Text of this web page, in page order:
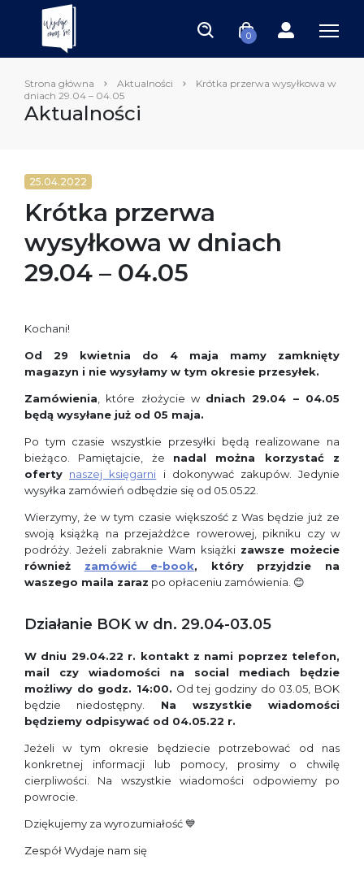
0
Strona główna Aktualności
Krótka przerwa wysyłkowa w
dniach 29.04 – 04.05
Aktualności
25.04.2022
Krótka przerwa
wysyłkowa w dniach
29.04 – 04.05
Kochani!
Od 29 kwietnia do 4 maja mamy zamknięty
magazyn i nie wysyłamy w tym okresie przesyłek.
Zamówienia , które złożycie w dniach 29.04 – 04.05
będą wysyłane już od 05 maja.
Po tym czasie wszystkie przesyłki będą realizowane na
bieżąco. Pamiętajcie, że nadal można korzystać z
oferty naszej księgarni i dokonywać zakupów. Jedynie
wysyłka zamówień odbędzie się od 05.05.22.
Wierzymy, że w tym czasie większość z Was będzie już ze
swoją książką na przejażdżce rowerowej, pikniku czy w
podróży. Jeżeli zabraknie Wam książki zawsze możecie
również zamówić e-book, który przyjdzie na
waszego maila zaraz po opłaceniu zamówienia. 😊
Działanie BOK w dn. 29.04-03.05
W dniu 29.04.22 r. kontakt z nami poprzez telefon,
mail czy wiadomości na social mediach będzie
możliwy do godz. 14:00. Od tej godziny do 03.05, BOK
będzie niedostępny. Na wszystkie wiadomości
będziemy odpisywać od 04.05.22 r.
Jeżeli w tym okresie będziecie potrzebować od nas
konkretnej informacji lub pomocy, prosimy o chwilę
cierpliwości. Na wszystkie wiadomości odpowiemy po
powrocie.
Dziękujemy za wyrozumiałość 💙
Zespół Wydaje nam się